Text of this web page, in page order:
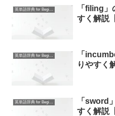
英単語辞典 for Beginners
「filing
すく解説
英単語辞典 for Beginners
「
りやすく
英単語辞典 for Beginners
「sword
すく解説